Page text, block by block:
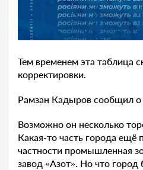
Тем временем эта таблица
корректировки.
Рамзан Кадыров сообщил о
Возможно он несколько
Какая-то часть города ещё
частности промышленная
завод «Азот». Но что город